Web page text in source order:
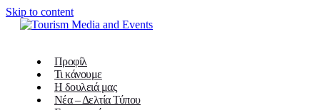
Skip to content
Προφίλ
Τι κάνουμε
Η δουλειά μας
Νέα – Δελτία Τύπου